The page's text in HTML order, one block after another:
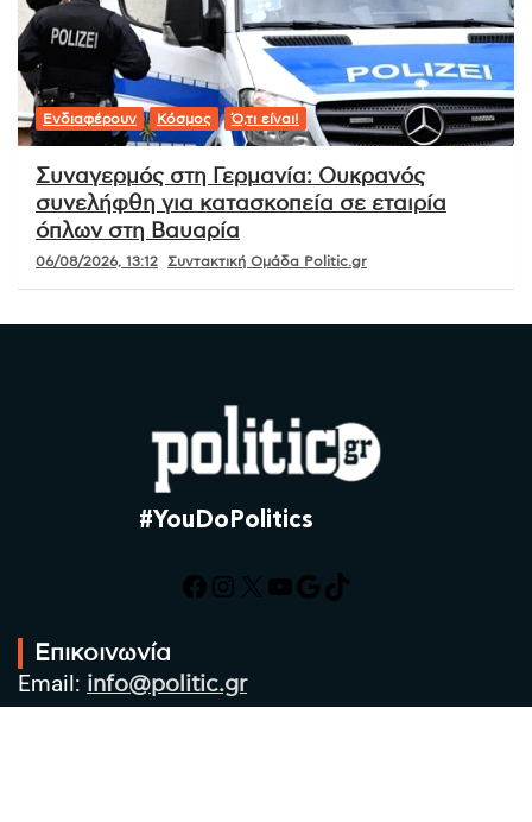
Ενδιαφέρουν Κόσμος Ό,τι είναι!
Συναγερμός στη Γερμανία: Ουκρανός
συνελήφθη για κατασκοπεία σε εταιρία
όπλων στη Βαυαρία
06/08/2026, 13:12 Συντακτική Ομάδα Politic.gr
#YouDoPolitics
Facebook
Instagram
X YouTube
Google
TikTok
Επικοινωνία
Email: info@politic.gr
Τηλ: